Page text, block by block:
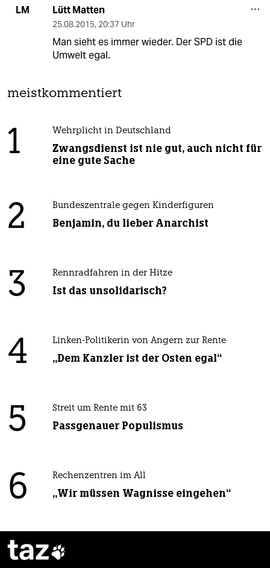
LM Lütt Matten
25.08.2015, 20:37 Uhr
Man sieht es immer wieder. Der SPD ist die
Umwelt egal.
meistkommentiert
1 Wehrplicht in Deutschland
Zwangsdienst ist nie gut, auch nicht für
eine gute Sache
2 Bundeszentrale gegen Kinderfiguren
Benjamin, du lieber Anarchist
3 Rennradfahren in der Hitze
Ist das unsolidarisch?
4 Linken-Politikerin von Angern zur Rente
„Dem Kanzler ist der Osten egal“
5 Streit um Rente mit 63
Passgenauer Populismus
6 Rechenzentren im All
„Wir müssen Wagnisse eingehen“
taz